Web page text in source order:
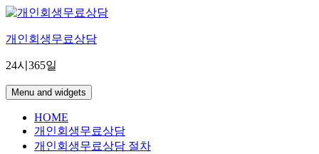
Skip
content
개인회생무료상담
24시365일
Menu and widgets
HOME
개인회생무료상담
개인회생무료상담 절차